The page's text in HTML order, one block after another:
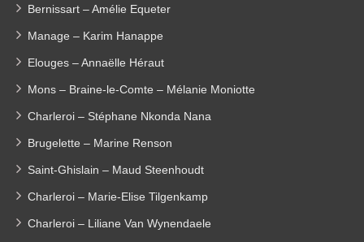
Bernissart – Amélie Equeter
Manage – Karim Hanappe
Elouges – Annaëlle Héraut
Mons – Braine-le-Comte – Mélanie Moniotte
Charleroi – Stéphane Nkonda Nana
Brugelette – Marine Renson
Saint-Ghislain – Maud Steenhoudt
Charleroi – Marie-Elise Tilgenkamp
Charleroi – Liliane Van Wynendaele